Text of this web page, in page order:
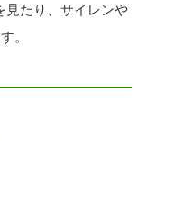
見たり、サイレンや
。